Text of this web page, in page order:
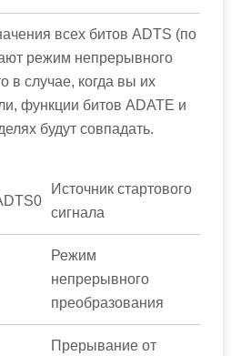
всех битов ADTS (по
режим непрерывного
в случае, когда вы их
функции битов ADATE и
будут совпадать.
Источник стартового
сигнала
Режим
непрерывного
преобразования
Прерывание от